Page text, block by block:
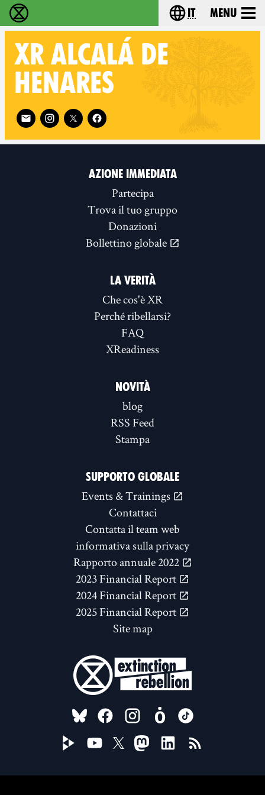
Extinction Rebellion - Home Choose your
it Menu
XR ALCALÁ DE
HENARES
Follow XR Alcalá de Henares on
AZIONE IMMEDIATA
Partecipa
Trova il tuo gruppo
Donazioni
Bollettino globale
LA VERITÀ
Che cos'è XR
Perché ribellarsi?
FAQ
XReadiness
NOVITÀ
blog
RSS Feed
Stampa
SUPPORTO GLOBALE
Events & Trainings
Contattaci
Contatta il team web
informativa sulla privacy
Rapporto annuale 2022
2023 Financial Report
2024 Financial Report
2025 Financial Report
Site map
FOLLOW US ON